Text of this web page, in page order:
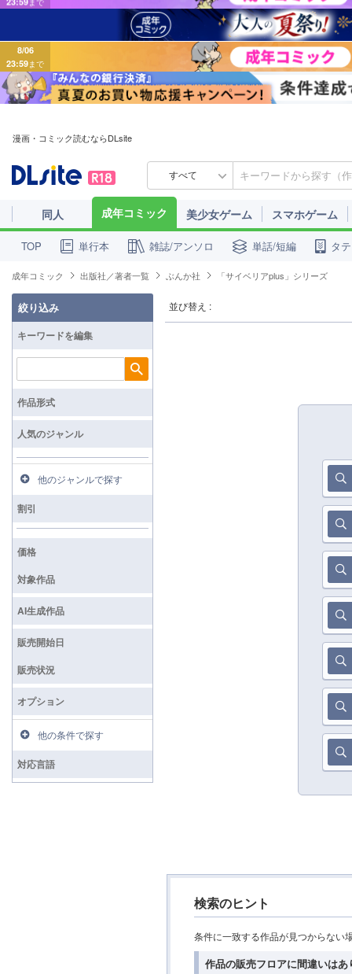
8/06
23:59まで
漫画・コミック読むならDLsite
すべて
同人 成年コミック 美少女ゲーム スマホゲーム
TOP 単行本 雑誌/アンソロ 単話/短編 タ
成年コミック 出版社／著者一覧 ぶんか社 「サイベリアplus」シリーズ
並び替え :
検索のヒント
条件に一致する作品が見つからない
作品の販売フロアに間違いはあ
絞り込み
キーワードを編集
検索
作品形式
人気のジャンル
他のジャンルで探す
割引
価格
対象作品
AI生成作品
販売開始日
販売状況
オプション
他の条件で探す
対応言語